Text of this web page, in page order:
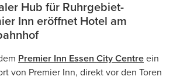
Hub für Ruhrgebiet-
Inn eröffnet Hotel am
Premier Inn Essen City Centre ein
von Premier Inn, direkt vor den Toren